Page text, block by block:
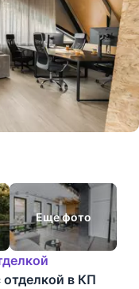
Еще фото
в КП